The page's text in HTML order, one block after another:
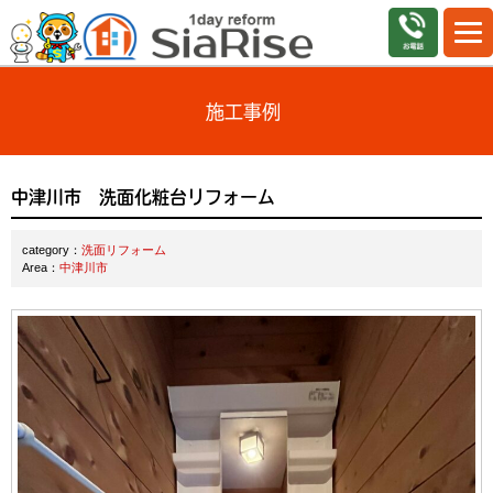
施工事例
中津川市 洗面化粧台リフォーム
category： 洗面リフォーム
Area： 中津川市